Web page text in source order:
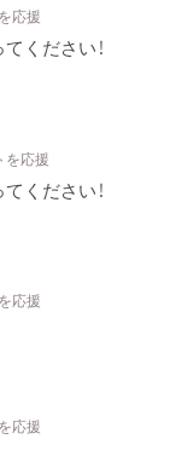
応援
ください！
を応援
ください！
応援
応援